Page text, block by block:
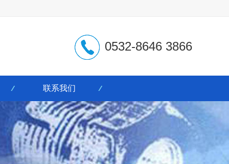
0532-8646 3866
联系我们